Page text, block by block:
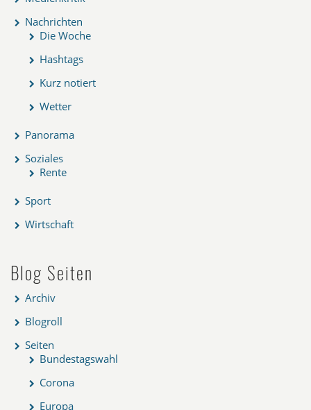
Nachrichten
Die Woche
Hashtags
Kurz notiert
Wetter
Panorama
Soziales
Rente
Sport
Wirtschaft
Blog Seiten
Archiv
Blogroll
Seiten
Bundestagswahl
Corona
Europa